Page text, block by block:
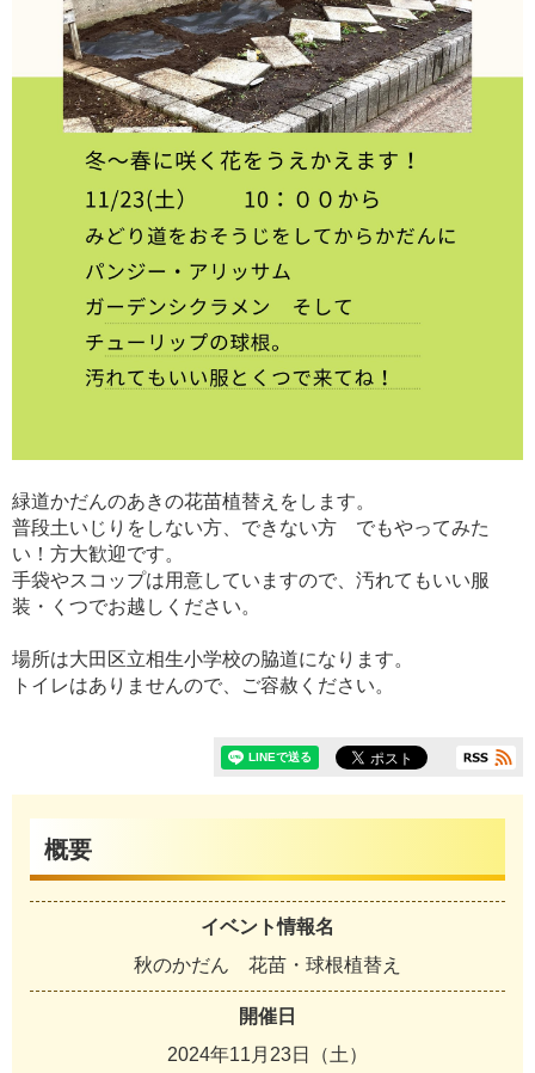
緑道かだんのあきの花苗植替えをします。
普段土いじりをしない方、できない方 でもやってみた
い！方大歓迎です。
手袋やスコップは用意していますので、汚れてもいい服
装・くつでお越しください。
場所は大田区立相生小学校の脇道になります。
トイレはありませんので、ご容赦ください。
概要
イベント情報名
秋のかだん 花苗・球根植替え
開催日
2024年11月23日（土）